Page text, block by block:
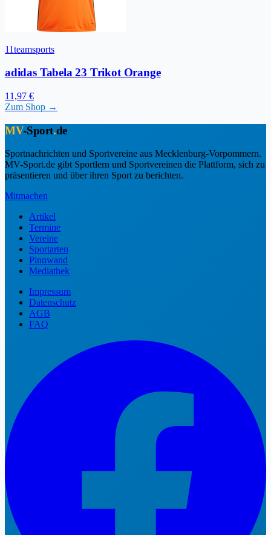
11teamsports
adidas Tabela 23 Trikot Orange
11,97 €
Zum Shop →
MV-Sport.de
Sportnachrichten und Sportvereine aus Mecklenburg-Vorpommern.
MV-Sport.de gibt Sportlern und Sportvereinen die Plattform, sich zu
präsentieren und über ihren Sport zu berichten.
Mitmachen
Artikel
Termine
Vereine
Sportarten
Pinnwand
Mediathek
Impressum
Datenschutz
AGB
FAQ